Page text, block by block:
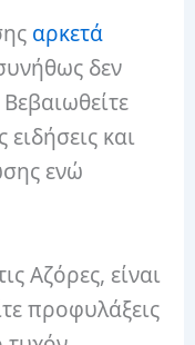
αρκετά
δεν
ειδήσεις και
ενώ
Αζόρες, είναι
προφυλάξεις